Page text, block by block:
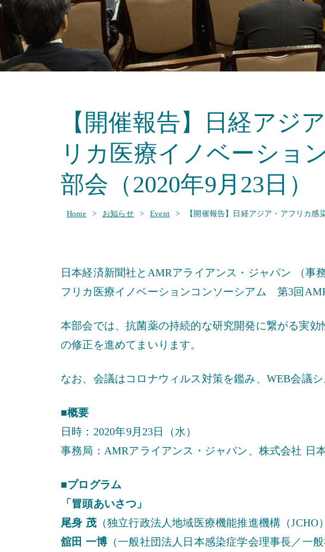
【開催報告】日経アジ
リカ医療イノベーショ
部会（2020年9月23日）
Home > お知らせ > Event > 【開催報告】日経アジア・アフリカ
日本経済新聞社とAMRアライアンス・ジャパン （事
フリカ医療イノベーションコンソーシアム 第3回
本部会では、抗菌薬の持続的な研究開発に繋がる実
の修正を進めてまいります。
なお、会議はコロナウィルス対策を鑑み、WEB会議
■概要
日時：2020年9月23日（水）
事務局：AMRアライアンス・ジャパン、株式会社 日
■プログラム
「冒頭あいさつ」
尾身 茂（独立行政法人地域医療機能推進機構（JCHO
舘田 一博 （一般社団法人日本感染症学会理事長／一